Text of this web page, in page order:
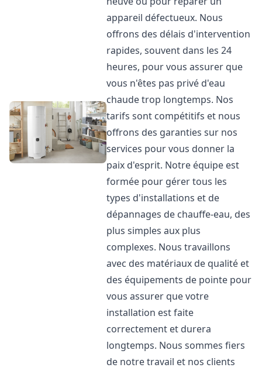
appareil défectueux. Nous
offrons des délais d'intervention
rapides, souvent dans les 24
heures, pour vous assurer que
vous n'êtes pas privé d'eau
chaude trop longtemps. Nos
tarifs sont compétitifs et nous
offrons des garanties sur nos
services pour vous donner la
paix d'esprit. Notre équipe est
formée pour gérer tous les
types d'installations et de
dépannages de chauffe-eau, des
plus simples aux plus
complexes. Nous travaillons
avec des matériaux de qualité et
des équipements de pointe pour
vous assurer que votre
installation est faite
correctement et durera
longtemps. Nous sommes fiers
de notre travail et nos clients